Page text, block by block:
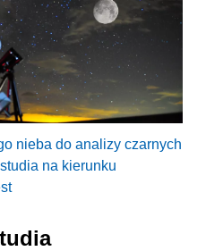
nieba do analizy czarnych
na kierunku